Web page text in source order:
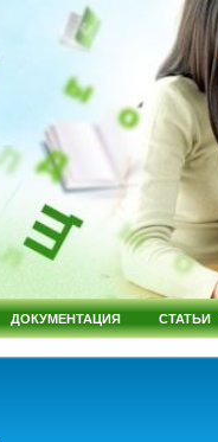
ДОКУМЕНТАЦИЯ СТАТЬИ